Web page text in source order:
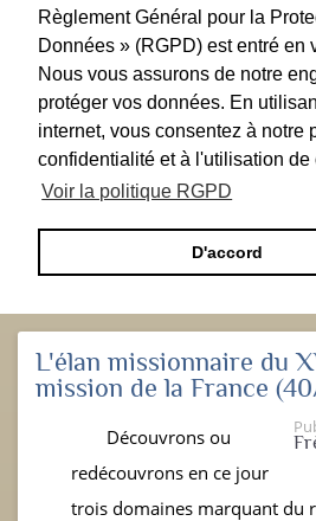
Règlement Général pour la
Données » (RGPD) est entré en
Nous vous assurons de notre
protéger vos données. En
internet, vous consentez à notre
confidentialité et à l'utilisation de
Voir la politique RGPD
D'accord
L'élan missionnaire du
mission de la France
Découvrons ou
redécouvrons en ce jour
trois domaines marquant du